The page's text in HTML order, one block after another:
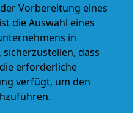
Vorbereitung eines
die Auswahl eines
in
dass
erforderliche
verfügt, um den